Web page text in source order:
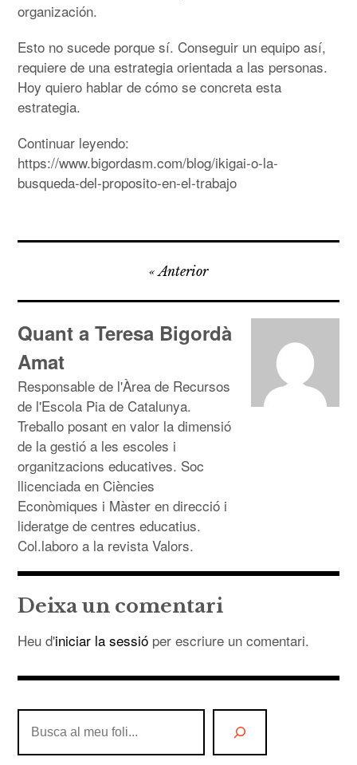
organización.
Esto no sucede porque sí. Conseguir un equipo así,
requiere de una estrategia orientada a las personas.
Hoy quiero hablar de cómo se concreta esta
estrategia.
Continuar leyendo:
https://www.bigordasm.com/blog/ikigai-o-la-
busqueda-del-proposito-en-el-trabajo
d'entrades
Anterior
Quant a Teresa Bigordà
Amat
Responsable de l'Àrea de Recursos
de l'Escola Pia de Catalunya.
Treballo posant en valor la dimensió
de la gestió a les escoles i
organitzacions educatives. Soc
llicenciada en Ciències
Econòmiques i Màster en direcció i
lideratge de centres educatius.
Col.laboro a la revista Valors.
Deixa un comentari
Heu d'iniciar la sessió per escriure un comentari.